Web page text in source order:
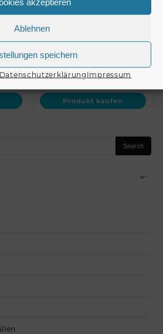
Ablehnen
speichern
Datenschutzerklärung Impressum
ws // EUROLITE LED
THA-20PC TRC Theate…
€169,00
Produkt kaufen